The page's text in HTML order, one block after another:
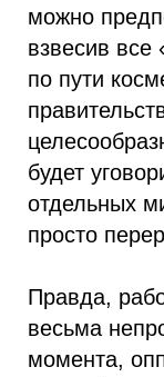
можно
взвесив все
по пути
будет
отдельных
просто
Правда,
весьма
момента,